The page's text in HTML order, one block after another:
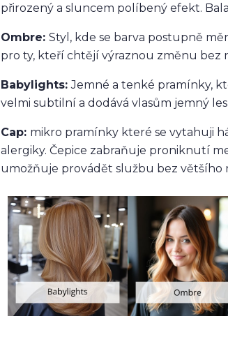
přirozený a sluncem políbený efekt.
Ombre: Styl, kde se barva postupně
pro ty, kteří chtějí výraznou změnu bez
Babylights:Jemné a tenké pramínky,
velmi subtilní a dodává vlasům jemný
Cap: mikro pramínky které se vytahuji
alergiky. Čepice zabraňuje proniknutí
umožňuje provádět službu bez většího